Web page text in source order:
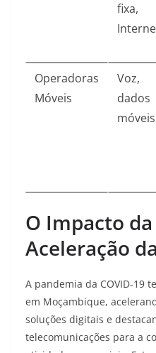
fixa,
Operadoras
Móveis
Voz,
dados
móveis
O Impacto da
Aceleração
A pandemia da COVID-19
em Moçambique,
soluções digitais e
telecomunicações para a